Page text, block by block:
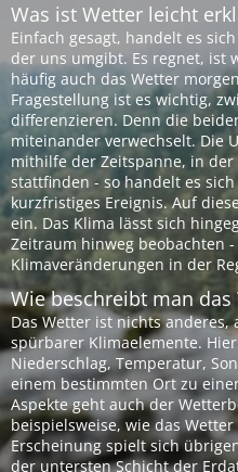
Was ist Wetter leicht
Einfach gesagt, handelt es
der uns umgibt. Es regnet, ist
häufig auch das Wetter
Fragestellung ist es wichtig,
differenzieren. Denn die
miteinander verwechselt. Die
mithilfe der Zeitspanne, in
stattfinden - so handelt es
kurzfristiges Ereignis. Auf
ein. Das Klima lässt sich
Zeitraum hinweg beobachten
Klimaveränderungen in der
Wie beschreibt man das
Das Wetter ist nichts anderes,
spürbarer Klimaelemente.
Niederschlag, Temperatur,
einem bestimmten Ort zu
Aspekte geht auch der
beispielsweise, wie das
Erscheinung spielt sich
der untersten Schicht der